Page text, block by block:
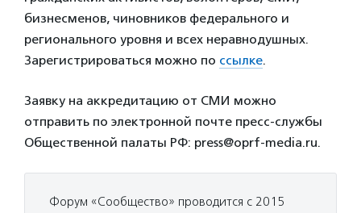
бизнесменов, чиновников федерального и
регионального уровня и всех неравнодушных.
Зарегистрироваться можно по ссылке.
Заявку на аккредитацию от СМИ можно
отправить по электронной почте пресс-службы
Общественной палаты РФ: press@oprf-media.ru.
Форум «Сообщество» проводится с 2015